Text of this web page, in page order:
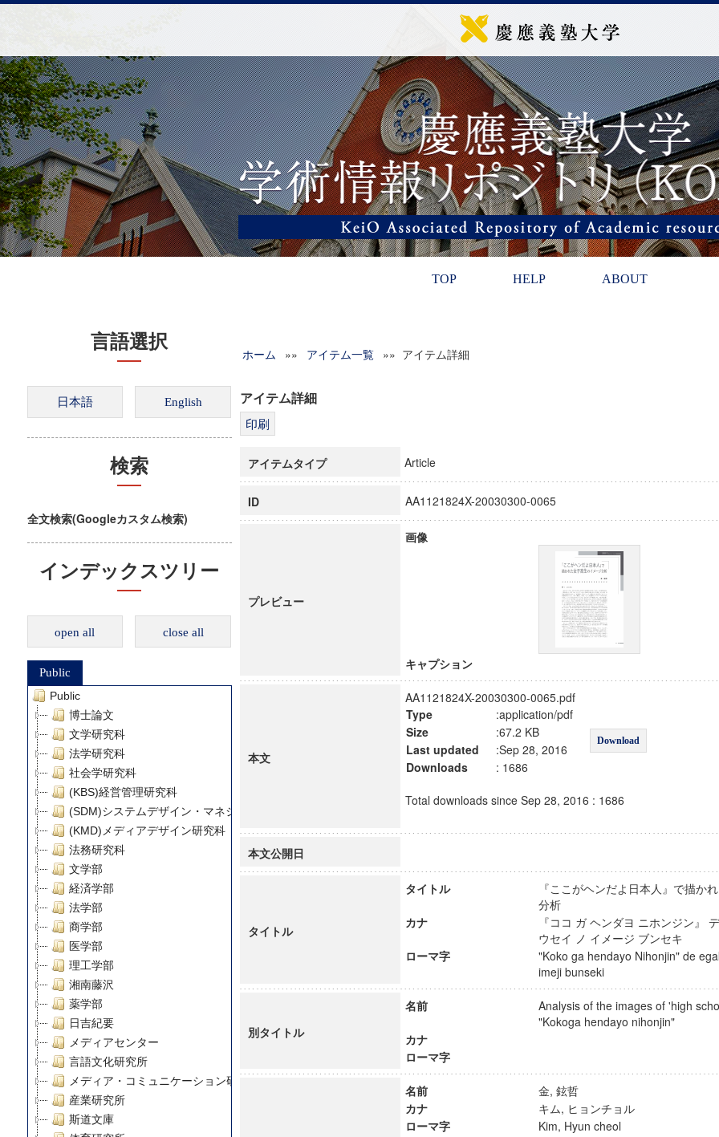
TOP HELP ABOUT
言語選択
検索
全文検索(Googleカスタム検索)
インデックスツリー
open all close all
Public
Public
博士論文
文学研究科
法学研究科
社会学研究科
(KBS)経営管理研究科
(SDM)システムデザイン・マネジメント研究科
(KMD)メディアデザイン研究科
法務研究科
文学部
経済学部
法学部
商学部
医学部
理工学部
湘南藤沢
薬学部
日吉紀要
メディアセンター
言語文化研究所
メディア・コミュニケーション研究所
産業研究所
斯道文庫
ホーム »» アイテム一覧 »» アイテム詳細
アイテム詳細
アイテムタイプ Article
ID AA1121824X-20030300-0065
プレビュー
画像
キャプション
本文
AA1121824X-20030300-0065.pdf
Type
:application/pdf
Download
Size
:67.2 KB
Last updated
:Sep 28, 2016
Downloads
: 1686
Total downloads since Sep 28, 2016 : 1686
本文公開日
タイトル
タイトル
『ここがヘンだよ日本人』で描か
分析
カナ
『ココ ガ ヘンダヨ ニホンジン』
ウセイ ノ イメージ ブンセキ
ローマ字
"Koko ga hendayo Nihonjin" de
imeji bunseki
別タイトル
名前
Analysis of the images of 'high
"Kokoga hendayo nihonjin"
カナ
ローマ字
名前
金, 鉉哲
カナ
キム, ヒョンチョル
ローマ字
Kim, Hyun cheol